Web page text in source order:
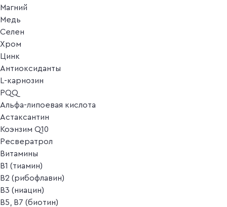
Магний
Медь
Селен
Хром
Цинк
Антиоксиданты
L-карнозин
PQQ
Альфа-липоевая кислота
Астаксантин
Коэнзим Q10
Ресвератрол
Витамины
B1 (тиамин)
B2 (рибофлавин)
B3 (ниацин)
B5, B7 (биотин)